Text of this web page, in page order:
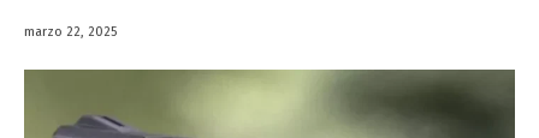
marzo 22, 2025